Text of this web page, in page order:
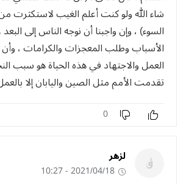
شاء الله ولو كنت أعلم الغيب لاستكثرت
السوء) ، وإن واجبنا أن نوجه الناس إلى
الأسباب وطلب المعجزات والكرامات ،
العمل والاجتهاد في هذه الحياة هو سبب
تقدمت الأمم مثل الصين واليابان إلا
0
لزهر
2021/04/18 - 10:27